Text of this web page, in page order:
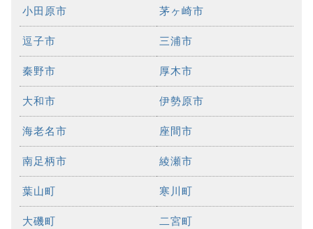
小田原市 茅ヶ崎市
逗子市 三浦市
秦野市 厚木市
大和市 伊勢原市
海老名市 座間市
南足柄市 綾瀬市
葉山町 寒川町
大磯町 二宮町